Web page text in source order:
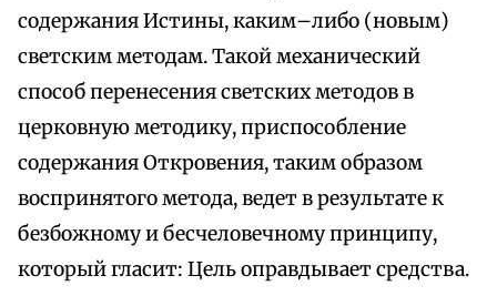
содержания Истины, каким–либо (новым)
светским методам. Такой механический
способ перенесения светских методов в
церковную методику, приспособление
содержания Откровения, таким образом
воспринятого метода, ведет в результате к
безбожному и бесчеловечному принципу,
который гласит: Цель оправдывает средства.